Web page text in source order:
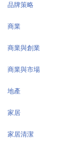
品牌策略
商業
商業與創業
商業與市場
地產
家居
家居清潔